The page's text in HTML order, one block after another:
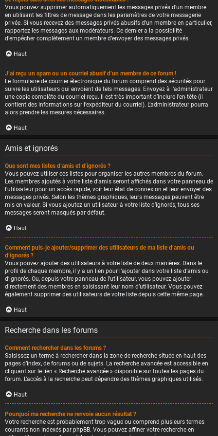
Vous pouvez supprimer automatiquement les messages privés d’un membre
en utilisant les filtres de message dans les paramètres de votre messagerie
privée. Si vous recevez des messages privés abusifs d’un membre en particulier,
rapportez les messages aux modérateurs. Ce dernier a la possibilité
d’empêcher complètement un membre d’envoyer des messages privés.
Haut
J’ai reçu un spam ou un courriel abusif d’un membre de ce forum !
Le formulaire de courrier électronique du forum comprend des sécurités pour
suivre les utilisateurs qui envoient de tels messages. Envoyez à l’administrateur
une copie complète du courriel reçu. Il est très important d’inclure l’en-tête (il
contient des informations sur l’expéditeur du courriel). L’administrateur pourra
alors prendre les mesures nécessaires.
Haut
Amis et ignorés
Que sont mes listes d’amis et d’ignorés ?
Vous pouvez utiliser ces listes pour organiser les autres membres du forum.
Les membres ajoutés à votre liste d’amis seront affichés dans votre panneau de
l’utilisateur pour un accès rapide, voir leur état de connexion et leur envoyer des
messages privés. Selon les thèmes graphiques, leurs messages peuvent être
mis en valeur. Si vous ajoutez un utilisateur à votre liste d’ignorés, tous ses
messages seront masqués par défaut.
Haut
Comment puis-je ajouter/supprimer des utilisateurs de ma liste d’amis ou
d’ignorés ?
Vous pouvez ajouter des utilisateurs à votre liste de deux manières. Dans le
profil de chaque membre, il y a un lien pour l’ajouter dans votre liste d’amis ou
d’ignorés. Ou, depuis votre panneau de l’utilisateur, vous pouvez ajouter
directement des membres en saisissant leur nom d’utilisateur. Vous pouvez
également supprimer des utilisateurs de votre liste depuis cette même page.
Haut
Recherche dans les forums
Comment rechercher dans les forums ?
Saisissez un terme à rechercher dans la zone de recherche située en haut des
pages d’index, de forums ou de sujets. La recherche avancée est accessible en
cliquant sur le lien « Recherche avancée » disponible sur toutes les pages du
forum. L’accès à la recherche peut dépendre des thèmes graphiques utilisés.
Haut
Pourquoi ma recherche ne renvoie aucun résultat ?
Votre recherche est probablement trop vague ou comprend plusieurs termes
courants non indexés par phpBB. Vous pouvez affiner votre recherche en